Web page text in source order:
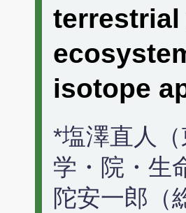
isotope
*塩澤直人
学・院・生
陀安一郎（